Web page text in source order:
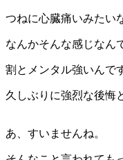
つねに心臓痛いみたい
なんかそんな感じなん
割とメンタル強いんで
久しぶりに強烈な後悔
あ、すいませんね。